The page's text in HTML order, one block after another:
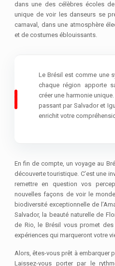
dans une des célèbres écoles
unique de voir les danseurs se
carnaval, dans une atmosphère
et de costumes éblouissants.
Le Brésil est comme une
chaque région apporte
créer une harmonie
passant par Salvador et
enrichit votre
En fin de compte, un voyage au
découverte touristique. C’est une
remettre en question vos
nouvelles façons de voir le
biodiversité exceptionnelle de
Salvador, la beauté naturelle de
de Rio, le Brésil vous promet
expériences qui marqueront votre
Alors, êtes-vous prêt à embarquer
Laissez-vous porter par le